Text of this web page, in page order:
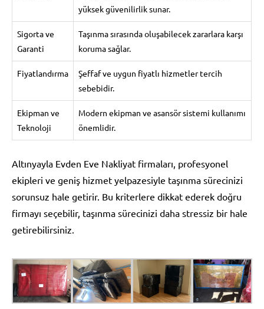
yüksek güvenilirlik sunar.
Sigorta ve
Garanti
Taşınma sırasında oluşabilecek zararlara karşı
koruma sağlar.
Fiyatlandırma
Şeffaf ve uygun fiyatlı hizmetler tercih
sebebidir.
Ekipman ve
Teknoloji
Modern ekipman ve asansör sistemi kullanımı
önemlidir.
Altınyayla Evden Eve Nakliyat firmaları, profesyonel
ekipleri ve geniş hizmet yelpazesiyle taşınma sürecinizi
sorunsuz hale getirir. Bu kriterlere dikkat ederek doğru
firmayı seçebilir, taşınma sürecinizi daha stressiz bir hale
getirebilirsiniz.